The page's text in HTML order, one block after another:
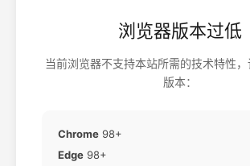
浏览器版本过低
当前浏览器不支持本站所需的技术特性
版本：
Chrome 98+
Edge 98+